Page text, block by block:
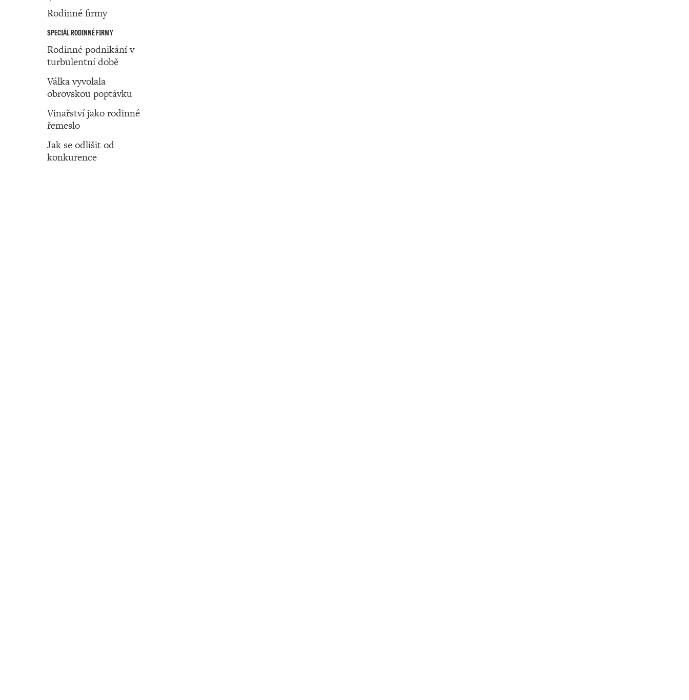
Rodinné firmy
SPECIÁL RODINNÉ FIRMY
Rodinné podnikání v
turbulentní době
Válka vyvolala
obrovskou poptávku
Vinařství jako rodinné
řemeslo
Jak se odlišit od
konkurence